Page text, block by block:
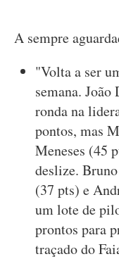
A sempre
"Volta a ser
semana. João
ronda na
pontos, mas
Meneses (45
deslize.
(37 pts) e
um lote de
prontos para
traçado do